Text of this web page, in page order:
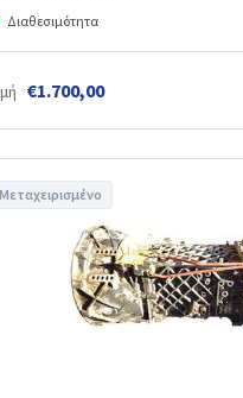
Διαθεσιμότητα
€1.700,00
Μεταχειρισμένο